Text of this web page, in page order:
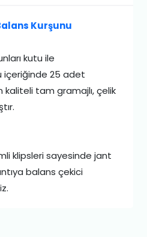
Kurşunu
kutu ile
içeriğinde 25 adet
kaliteli tam gramajlı, çelik
klipsleri sayesinde jant
balans çekici